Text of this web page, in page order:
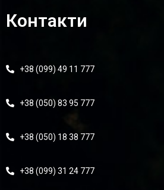
Контакти
+38 (099) 49 11 777
+38 (050) 83 95 777
+38 (050) 18 38 777
+38 (099) 31 24 777